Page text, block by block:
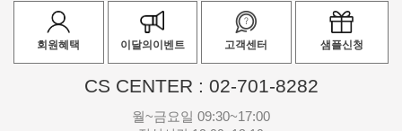
회원혜택 이달의이벤트 고객센터 샘플신청
CS CENTER : 02-701-8282
월~금요일 09:30~17:00